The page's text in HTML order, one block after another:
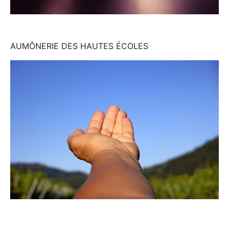
AUMÔNERIE DES HAUTES ÉCOLES